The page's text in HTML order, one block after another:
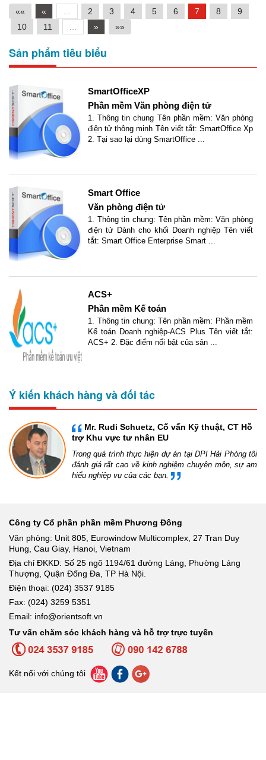
«« « 2 3 4 5 6 7 8
9
10
11 » »»
Sản phẩm tiêu biểu
SmartOfficeXP
Phần mềm Văn phòng điện tử
1. Thông tin chung Tên phần mềm: Văn phòng
điện tử thông minh Tên viết tắt: SmartOffice Xp
2. Tại sao lại dùng SmartOffice ...
Smart Office
Văn phòng điện tử
1. Thông tin chung: Tên phần mềm: Văn phòng
điện tử Dành cho khối Doanh nghiệp Tên viết
tắt: Smart Office Enterprise Smart ...
ACS+
Phần mềm Kế toán
1. Thông tin chung: Tên phần mềm: Phần mềm
Kế toán Doanh nghiệp-ACS Plus Tên viết tắt:
ACS+ 2. Đặc điểm nổi bật của sản ...
Ý kiến khách hàng và đối tác
Mr. Rudi Schuetz, Cố vấn Kỹ thuật, CT Hỗ
trợ Khu vực tư nhân EU
Trong quá trình thực hiện dự án tại DPI Hải Phòng tôi
đánh giá rất cao về kinh nghiệm chuyên môn, sự am
hiểu nghiệp vụ của các bạn.
Công ty Cổ phần phần mềm Phương Đông
Văn phòng: Unit 805, Eurowindow Multicomplex, 27 Tran Duy
Hung, Cau Giay, Hanoi, Vietnam
Địa chỉ ĐKKD: Số 25 ngõ 1194/61 đường Láng, Phường Láng
Thượng, Quận Đống Đa, TP Hà Nội.
Điện thoại: (024) 3537 9185
Fax: (024) 3259 5351
Email: info@orientsoft.vn
Tư vấn chăm sóc khách hàng và hỗ trợ trực tuyến
Kết nối với chúng tôi